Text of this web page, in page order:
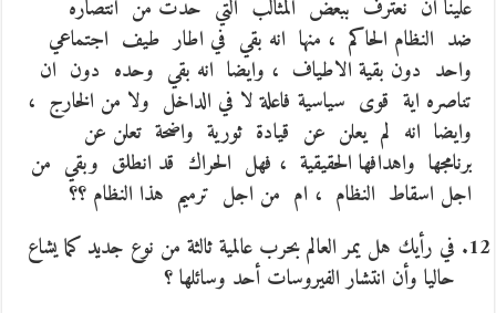
علينا ان نعترف ببعض المثالب التي حدّت من انتصاره
ضد النظام الحاكم ، منها انه بقي في اطار طيف اجتماعي
واحد دون بقية الاطياف ، وايضا انه بقي وحده دون ان
تناصره اية قوى سياسية فاعلة لا في الداخل ولا من الخارج ،
وايضا انه لم يعلن عن قيادة ثورية واضحة تعلن عن
برنامجها واهدافها الحقيقية ، فهل الحراك قد انطلق وبقي من
اجل اسقاط النظام ، ام من اجل ترميم هذا النظام ؟؟
في رأيك هل يمر العالم بحرب عالمية ثالثة من نوع جديد كما يشاع
حاليا وأن انتشار الفيروسات أحد وسائلها ؟